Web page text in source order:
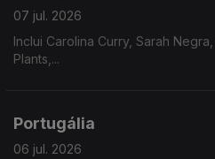
07 jul. 2026
Inclui Carolina Curry, Sarah
Plants,...
Portugália
06 jul. 2026